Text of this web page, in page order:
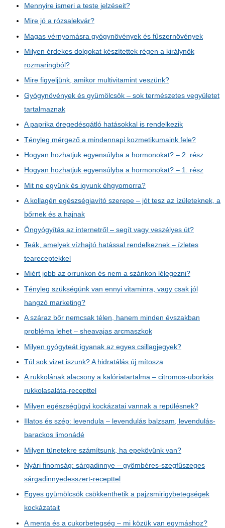
Mennyire ismeri a teste jelzéseit?
Mire jó a rózsalekvár?
Magas vérnyomásra gyógynövények és fűszernövények
Milyen érdekes dolgokat készítettek régen a királynők
rozmaringból?
Mire figyeljünk, amikor multivitamint veszünk?
Gyógynövények és gyümölcsök – sok természetes vegyületet
tartalmaznak
A paprika öregedésgátló hatásokkal is rendelkezik
Tényleg mérgező a mindennapi kozmetikumaink fele?
Hogyan hozhatjuk egyensúlyba a hormonokat? – 2. rész
Hogyan hozhatjuk egyensúlyba a hormonokat? – 1. rész
Mit ne együnk és igyunk éhgyomorra?
A kollagén egészségjavító szerepe – jót tesz az ízületeknek, a
bőrnek és a hajnak
Öngyógyítás az internetről – segít vagy veszélyes út?
Teák, amelyek vízhajtó hatással rendelkeznek – ízletes
teareceptekkel
Miért jobb az orrunkon és nem a szánkon lélegezni?
Tényleg szükségünk van ennyi vitaminra, vagy csak jól
hangzó marketing?
A száraz bőr nemcsak télen, hanem minden évszakban
probléma lehet – sheavajas arcmaszkok
Milyen gyógyteát igyanak az egyes csillagjegyek?
Túl sok vizet iszunk? A hidratálás új mítosza
A rukkolának alacsony a kalóriatartalma – citromos-uborkás
rukkolasaláta-recepttel
Milyen egészségügyi kockázatai vannak a repülésnek?
Illatos és szép: levendula – levendulás balzsam, levendulás-
barackos limonádé
Milyen tünetekre számítsunk, ha epekövünk van?
Nyári finomság: sárgadinnye – gyömbéres-szegfűszeges
sárgadinnyedesszert-recepttel
Egyes gyümölcsök csökkenthetik a pajzsmirigybetegségek
kockázatait
A menta és a cukorbetegség – mi közük van egymáshoz?